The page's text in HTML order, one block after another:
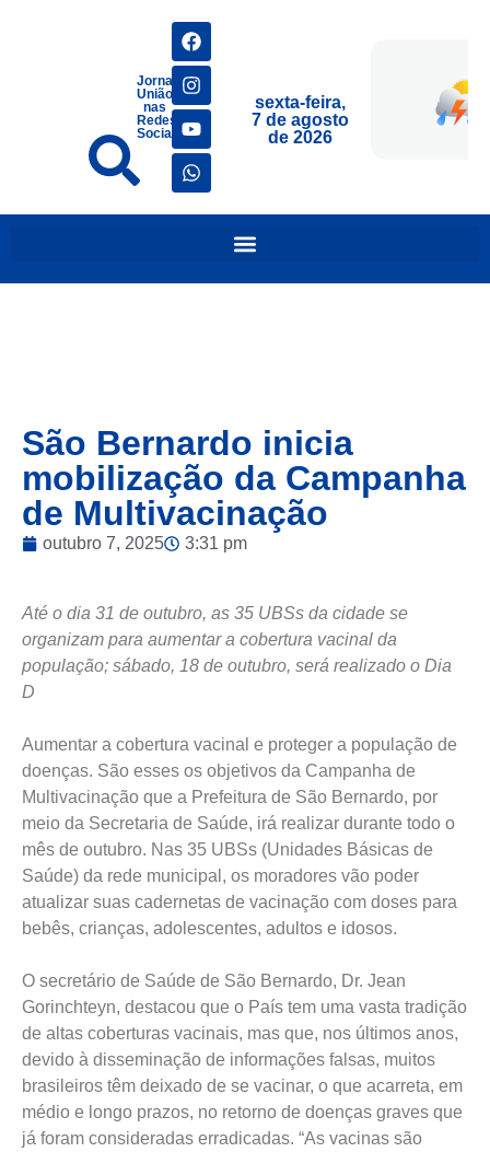
Jornais
União
nas
Redes
Sociais
sexta-feira,
7 de agosto
de 2026
São Bernardo inicia
mobilização da Campanha
de Multivacinação
outubro 7, 2025 3:31 pm
Até o dia 31 de outubro, as 35 UBSs da cidade se
organizam para aumentar a cobertura vacinal da
população; sábado, 18 de outubro, será realizado o Dia
D
Aumentar a cobertura vacinal e proteger a população de
doenças. São esses os objetivos da Campanha de
Multivacinação que a Prefeitura de São Bernardo, por
meio da Secretaria de Saúde, irá realizar durante todo o
mês de outubro. Nas 35 UBSs (Unidades Básicas de
Saúde) da rede municipal, os moradores vão poder
atualizar suas cadernetas de vacinação com doses para
bebês, crianças, adolescentes, adultos e idosos.
O secretário de Saúde de São Bernardo, Dr. Jean
Gorinchteyn, destacou que o País tem uma vasta tradição
de altas coberturas vacinais, mas que, nos últimos anos,
devido à disseminação de informações falsas, muitos
brasileiros têm deixado de se vacinar, o que acarreta, em
médio e longo prazos, no retorno de doenças graves que
já foram consideradas erradicadas. “As vacinas são